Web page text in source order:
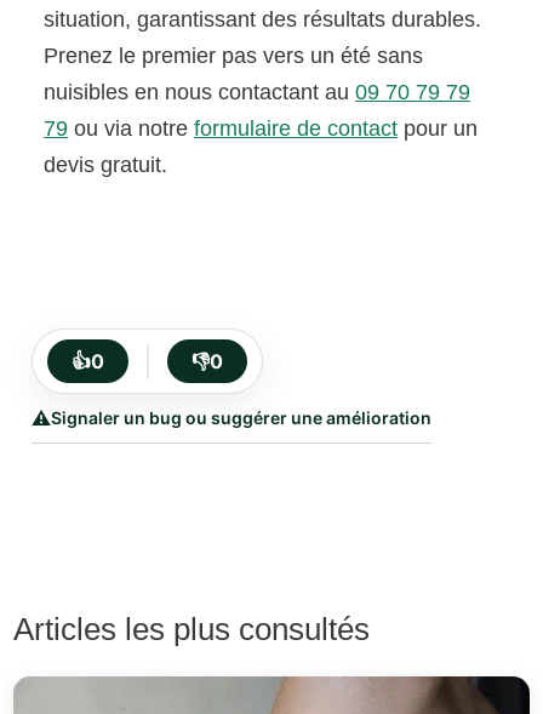
situation, garantissant des résultats durables.
Prenez le premier pas vers un été sans
nuisibles en nous contactant au09 70 79 79
79 ou via notreformulaire de contact pour un
devis gratuit.
👍0 👎0
⚠️Signaler un bug ou suggérer une amélioration
Articles les plus consultés